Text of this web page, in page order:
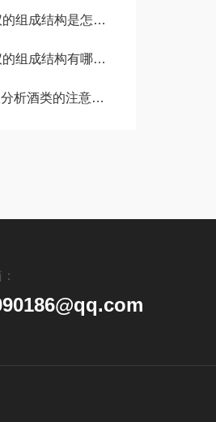
成结构是怎样的
成结构有哪些？
酒类的注意事项